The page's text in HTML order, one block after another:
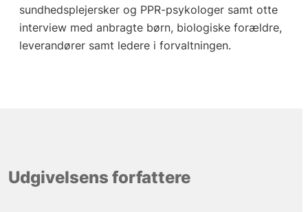
sundhedsplejersker og PPR-psykologer samt otte
interview med anbragte børn, biologiske forældre,
leverandører samt ledere i forvaltningen.
Udgivelsens forfattere